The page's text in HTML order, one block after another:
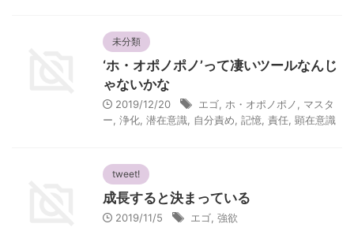
未分類
‘ホ・オポノポノ’って凄いツールなんじ
ゃないかな
2019/12/20 エゴ ホ・オポノポノ
マスタ
ー 浄化 潜在意識 自分責め 記憶 責任 顕在意識
tweet!
成長すると決まっている
2019/11/5 エゴ 強欲